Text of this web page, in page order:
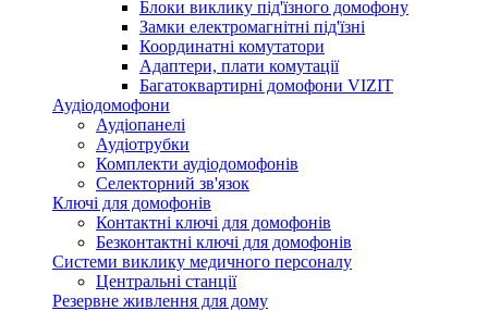
Блоки виклику під'їзного домофону
Замки електромагнітні під'їзні
Координатні комутатори
Адаптери, плати комутації
Багатоквартирні домофони VIZIT
Аудіодомофони
Аудіопанелі
Аудіотрубки
Комплекти аудіодомофонів
Селекторний зв'язок
Ключі для домофонів
Контактні ключі для домофонів
Безконтактні ключі для домофонів
Системи виклику медичного персоналу
Центральні станції
Резервне живлення для дому